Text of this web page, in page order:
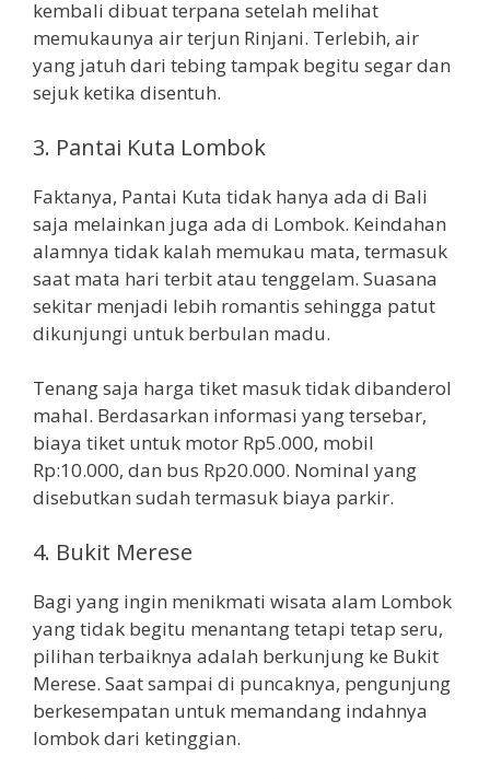
kembali dibuat terpana setelah melihat
memukaunya air terjun Rinjani. Terlebih, air
yang jatuh dari tebing tampak begitu segar dan
sejuk ketika disentuh.
3. Pantai Kuta Lombok
Faktanya, Pantai Kuta tidak hanya ada di Bali
saja melainkan juga ada di Lombok. Keindahan
alamnya tidak kalah memukau mata, termasuk
saat mata hari terbit atau tenggelam. Suasana
sekitar menjadi lebih romantis sehingga patut
dikunjungi untuk berbulan madu.
Tenang saja harga tiket masuk tidak dibanderol
mahal. Berdasarkan informasi yang tersebar,
biaya tiket untuk motor Rp5.000, mobil
Rp:10.000, dan bus Rp20.000. Nominal yang
disebutkan sudah termasuk biaya parkir.
4. Bukit Merese
Bagi yang ingin menikmati wisata alam Lombok
yang tidak begitu menantang tetapi tetap seru,
pilihan terbaiknya adalah berkunjung ke Bukit
Merese. Saat sampai di puncaknya, pengunjung
berkesempatan untuk memandang indahnya
lombok dari ketinggian.